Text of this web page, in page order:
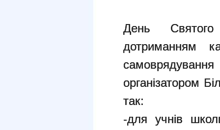
День
дотриманням
організатором
так:
-для учнів